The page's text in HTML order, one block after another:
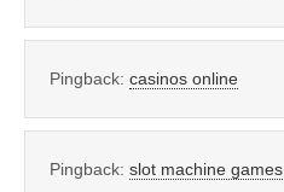
Pingback: casinos online
Pingback: slot machine games